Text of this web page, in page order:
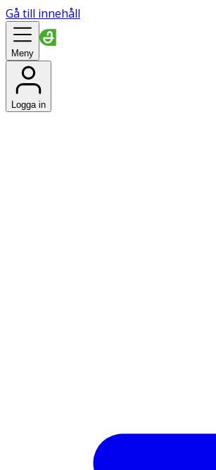
Gå till innehåll
Meny
Logga in